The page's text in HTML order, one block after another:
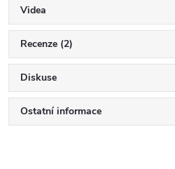
Videa
Recenze (2)
Diskuse
Ostatní informace